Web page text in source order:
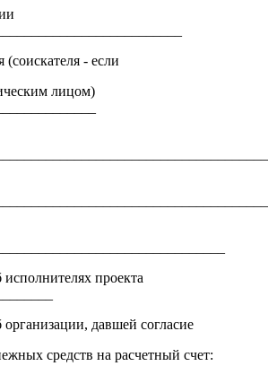
- если
лицом)
проекта
давшей согласие
средств на расчетный счет: